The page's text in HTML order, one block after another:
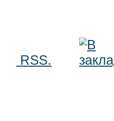
RSS.